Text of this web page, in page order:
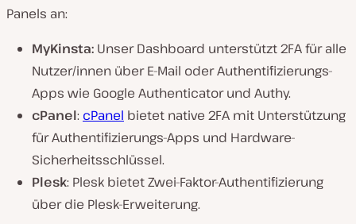
Panels an:
MyKinsta: Unser Dashboard unterstützt 2FA für alle
Nutzer/innen über E-Mail oder Authentifizierungs-
Apps wie Google Authenticator und Authy.
cPanel: cPanel bietet native 2FA mit Unterstützung
für Authentifizierungs-Apps und Hardware-
Sicherheitsschlüssel.
Plesk: Plesk bietet Zwei-Faktor-Authentifizierung
über die Plesk-Erweiterung.